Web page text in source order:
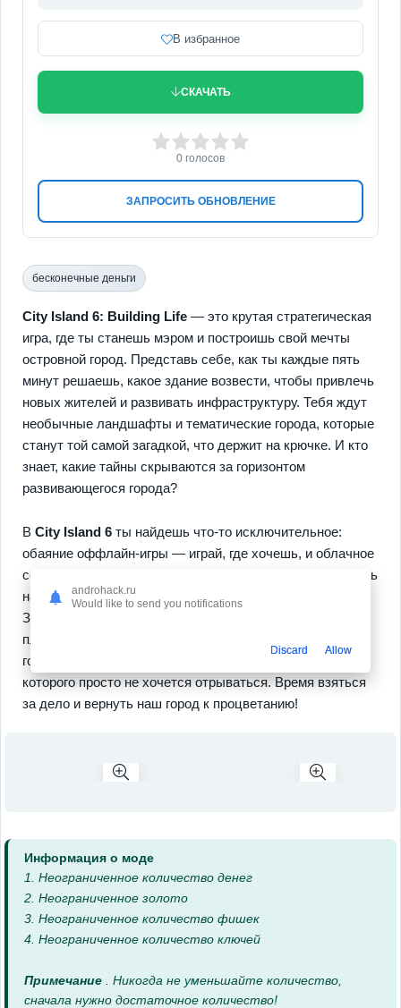
В избранное
СКАЧАТЬ
ЗАПРОСИТЬ ОБНОВЛЕНИЕ
3 4 5
0 голосов
бесконечные деньги
City Island 6: Building Life — это крутая стратегическая
игра, где ты станешь мэром и построишь свой мечты
островной город. Представь себе, как ты каждые пять
минут решаешь, какое здание возвести, чтобы привлечь
новых жителей и развивать инфраструктуру. Тебя ждут
необычные ландшафты и тематические города, которые
станут той самой загадкой, что держит на крючке. И кто
знает, какие тайны скрываются за горизонтом
развивающегося города?
В City Island 6 ты найдешь что-то исключительное:
обаяние оффлайн-игры — играй, где хочешь, и облачное
сохранение, чтобы не потерять успех, если перескочишь
на другой гаджет. Кроссплатформенность? Конечно!
Здесь ты прокачиваешь навыки управления и
планирования. Готов испытать свои силы и построить
город мечты? Тебя ждет удивительное приключение, от
которого просто не хочется отрываться. Время взяться
за дело и вернуть наш город к процветанию!
Информация о моде
1. Неограниченное количество денег
2. Неограниченное золото
3. Неограниченное количество фишек
4. Неограниченное количество ключей
Примечание . Никогда не уменьшайте количество,
сначала нужно достаточное количество!
androhack.ru
Would like to send you notifications
Discard Allow